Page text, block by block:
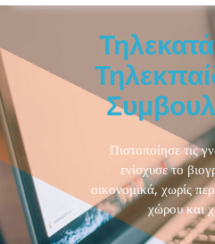
Πιστοποίησε τις
ενίσχυσε το
οικονομικά, χωρίς
χώρου και